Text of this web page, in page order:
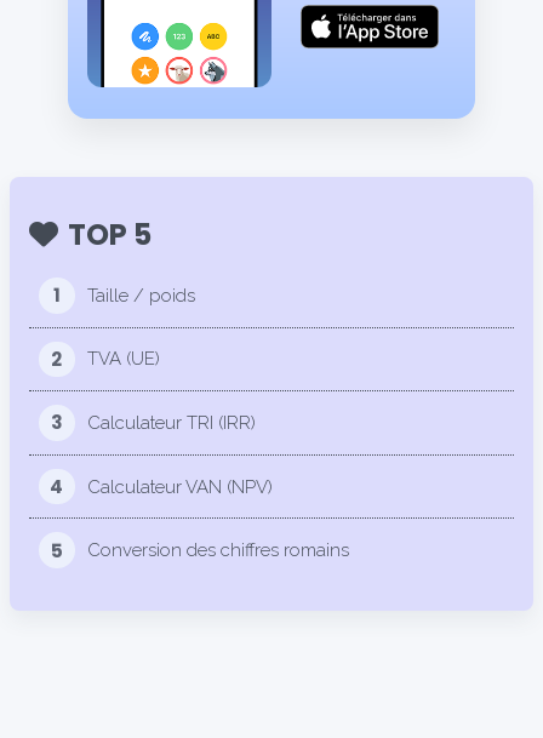
TOP 5
1 Taille / poids
2 TVA (UE)
3 Calculateur TRI (IRR)
4 Calculateur VAN (NPV)
5 Conversion des chiffres romains